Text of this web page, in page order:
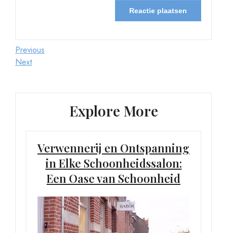
Berichtnavigatie
Previous
Post
Previous
Next
Next
Explore More
Verwennerij en Ontspanning
in Elke Schoonheidssalon:
Een Oase van Schoonheid